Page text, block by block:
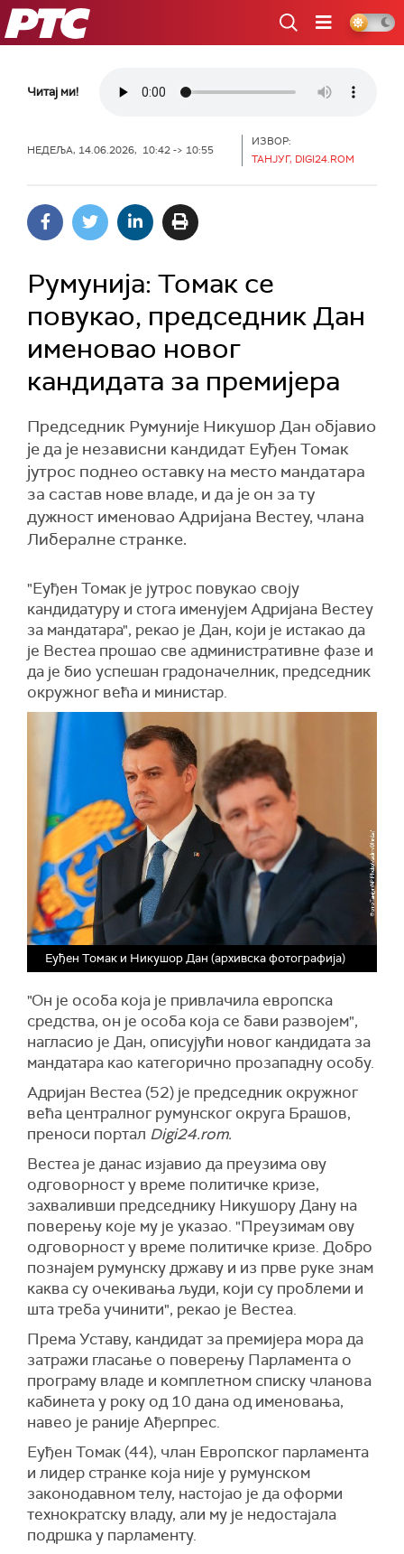
РТС
Читај ми!
НЕДЕЉА, 14.06.2026, 10:42 -> 10:55
ИЗВОР:
ТАНЈУГ, DIGI24.ROM
Румунија: Томак се
повукао, председник Дан
именовао новог
кандидата за премијера
Председник Румуније Никушор Дан објавио
је да је независни кандидат Еуђен Томак
јутрос поднео оставку на место мандатара
за састав нове владе, и да је он за ту
дужност именовао Адријана Вестеу, члана
Либералне странке.
"Еуђен Томак је јутрос повукао своју
кандидатуру и стога именујем Адријана Вестеу
за мандатара", рекао је Дан, који је истакао да
је Вестеа прошао све административне фазе и
да је био успешан градоначелник, председник
окружног већа и министар.
Еуђен Томак и Никушор Дан (архивска фотографија)
"Он је особа која је привлачила европска
средства, он је особа која се бави развојем",
нагласио је Дан, описујући новог кандидата за
мандатара као категорично прозападну особу.
Адријан Вестеа (52) је председник окружног
већа централног румунског округа Брашов,
преноси портал Digi24.rom.
Вестеа је данас изјавио да преузима ову
одговорност у време политичке кризе,
захваливши председнику Никушору Дану на
поверењу које му је указао. "Преузимам ову
одговорност у време политичке кризе. Добро
познајем румунску државу и из прве руке знам
каква су очекивања људи, који су проблеми и
шта треба учинити", рекао је Вестеа.
Према Уставу, кандидат за премијера мора да
затражи гласање о поверењу Парламента о
програму владе и комплетном списку чланова
кабинета у року од 10 дана од именовања,
навео је раније Ађерпрес.
Еуђен Томак (44), члан Европског парламента
и лидер странке која није у румунском
законодавном телу, настојао је да оформи
технократску владу, али му је недостајала
подршка у парламенту.